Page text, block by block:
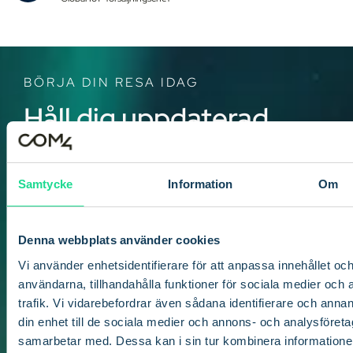
Samtycke Information Om
Denna webbplats använder cookies
Vi använder enhetsidentifierare för att anpassa innehållet
användarna, tillhandahålla funktioner för sociala medier och
trafik. Vi vidarebefordrar även sådana identifierare och
din enhet till de sociala medier och annons- och
samarbetar med. Dessa kan i sin tur kombinera
BÖRJA DIN RESA IDAG
Håll dig uppdaterad
med de senaste
nyheterna och
utvecklingen inom
Com4 och IoT-
branschen.